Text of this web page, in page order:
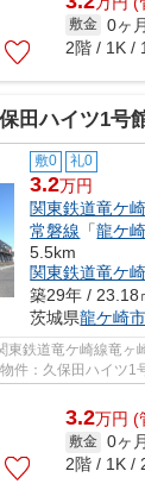
敷金 0ヶ月
2階 / 1K /
田ハイツ1号
敷0 礼0
3.2万円
関東鉄道竜ケ
常磐線 「龍ケ
5.5km
関東鉄道竜ケ
築29年 / 23.18
茨城県龍ケ崎
東鉄道竜ケ崎線竜ヶ
件：久保田ハイツ1
持ちを込めてお...
3.2万円 (
敷金 0ヶ月
2階 / 1K /